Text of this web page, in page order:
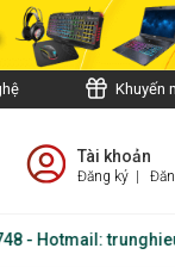
Khuyến
Tài khoản
Đăng ký